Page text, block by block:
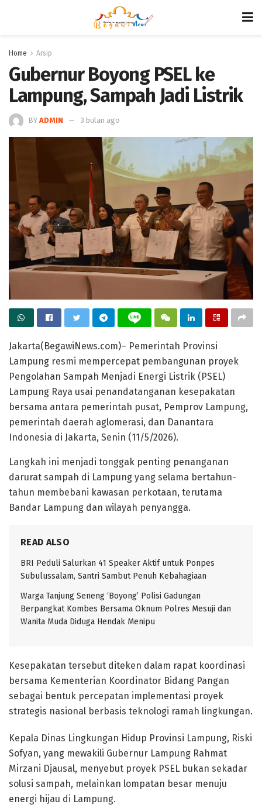
Home Arsip
Gubernur Boyong PSEL ke
Lampung, Sampah Jadi Listrik
BY ADMIN 3 bulan ago
Jakarta(BegawiNews.com)– Pemerintah Provinsi
Lampung resmi mempercepat pembangunan proyek
Pengolahan Sampah Menjadi Energi Listrik (PSEL)
Lampung Raya usai penandatanganan kesepakatan
bersama antara pemerintah pusat, Pemprov Lampung,
pemerintah daerah aglomerasi, dan Danantara
Indonesia di Jakarta, Senin (11/5/2026).
Langkah ini menjadi tonggak penting penanganan
darurat sampah di Lampung yang selama bertahun-
tahun membebani kawasan perkotaan, terutama
Bandar Lampung dan wilayah penyangga.
READ ALSO
BRI Peduli Salurkan 41 Speaker Aktif untuk Ponpes
Subulussalam, Santri Sambut Penuh Kebahagiaan
Warga Tanjung Seneng ‘Boyong’ Polisi Gadungan
Berpangkat Kombes Bersama Oknum Polres Mesuji dan
Wanita Muda Diduga Hendak Menipu
Kesepakatan tersebut diteken dalam rapat koordinasi
bersama Kementerian Koordinator Bidang Pangan
sebagai bentuk percepatan implementasi proyek
strategis nasional berbasis teknologi ramah lingkungan.
Kepala Dinas Lingkungan Hidup Provinsi Lampung, Riski
Sofyan, yang mewakili Gubernur Lampung Rahmat
Mirzani Djausal, menyebut proyek PSEL bukan sekadar
solusi sampah, melainkan lompatan besar menuju
energi hijau di Lampung.